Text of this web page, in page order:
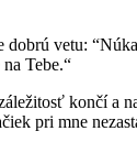
dobrú vetu:
Tebe.“
končí a
pri mne